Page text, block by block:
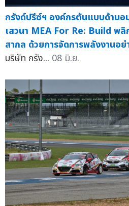
กรังด์ปรีซ์ฯ องค์กรต้นแบบด้านอ
เสวนา MEA For Re: Build พลิ
สากล ด้วยการจัดการพลังงานอ
บริษัท กรัง... 08 มิ.ย.